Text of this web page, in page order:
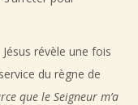
révèle une fois
du règne de
que le Seigneur m’a